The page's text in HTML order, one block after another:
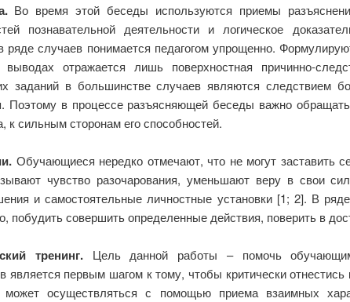
Во время этой беседы используются приемы
познавательной деятельности и логическое
случаев понимается педагогом упрощенно.
отражается лишь поверхностная причинно-
заданий в большинстве случаев являются
Поэтому в процессе разъясняющей беседы важно
к сильным сторонам его способностей.
Обучающиеся нередко отмечают, что не могут заставить
чувство разочарования, уменьшают веру в свои
и самостоятельные личностные установки [1; 2]. В
побудить совершить определенные действия, поверить в
тренинг.Цель данной работы – помочь
является первым шагом к тому, чтобы критически
может осуществляться с помощью приема взаимных